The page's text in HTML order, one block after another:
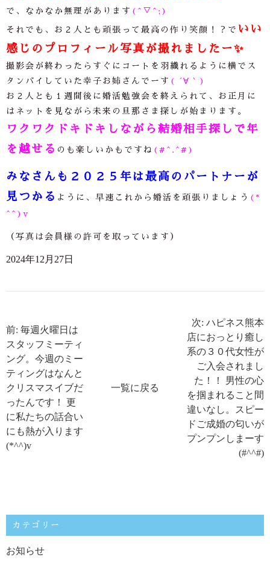
で、なかなか無理があります (^▽^;)
それでも、お２人とも頑張って最高の作り笑顔！？で いい
感じのプロフィール写真が撮れましたー✨
撮影会が終わったらすぐにコートを羽織れるように横でス
タンバイしていた幸子お姉さんでーす ( ´∀｀)
お２人とも１週間後に婚活勉強会を終えられて、お正月に
はネットを見ながら未来の旦那さま探しが始まります。
ワクワクドキドキしながら結婚相手探しで年
を越せる のも楽しいかもですね (#^.^#)
みなさんも２０２５年は最高のパートナーが
見つかる ように、早速これから婚活を頑張りましょう (*
^^)v
（写真は会員様の許可を取っています）
2024年12月27日
前: 毎週火曜日は
スタッフミーティ
ング。今週のミー
ティングはなんと
クリスマスイブだ
ったんです！ 更
に私たちの話合い
にも熱が入ります
(*^^)v
一覧に戻る
次: ハピネス熊本
店におっとり癒し
系の３０代女性が
ご入会されまし
た！！ 男性の心
を掴まれること間
違いなし。スピー
ドご成婚の匂いが
プンプンしまーす
(#^^#)
カテゴリー
お知らせ